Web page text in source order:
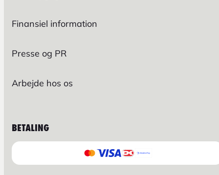
Finansiel information
Presse og PR
Arbejde hos os
BETALING